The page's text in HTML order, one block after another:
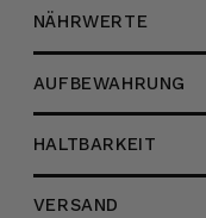
NÄHRWERTE
AUFBEWAHRUNG
HALTBARKEIT
VERSAND